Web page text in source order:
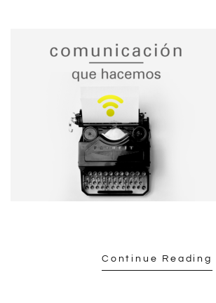
Continue Reading